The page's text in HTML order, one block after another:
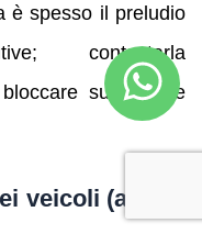
è spesso il preludio
contestarla
successive
veicoli (art. 86